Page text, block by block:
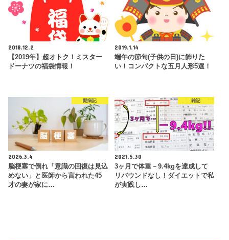
2018.12.2
【2019年】超オトク！ミスター
ドーナツの福袋情報！
2019.1.14
端午の節句(子供の日)に飾りた
い！コンパクトな五月人形5選！
闘病記
2026.3.4
脳梗塞で倒れ「意識の回復は見込
めない」と医師から言われた45
才の妻が家に…
雑記
2021.5.30
3ヶ月で体重－9.4kgを達成して
リバウンドなし！ダイエットで私
が実践し…